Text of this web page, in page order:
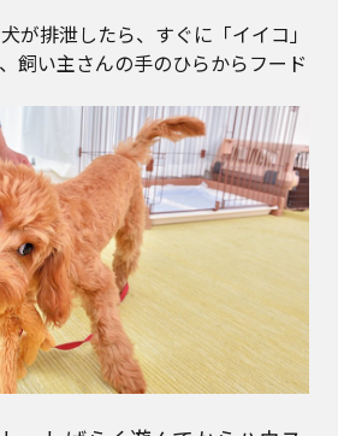
が排泄したら、すぐに「イイコ」
飼い主さんの手のひらからフード